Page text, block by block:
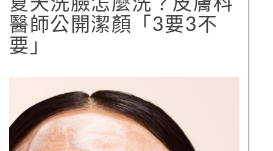
醫師公開潔顏「3要3不
要」